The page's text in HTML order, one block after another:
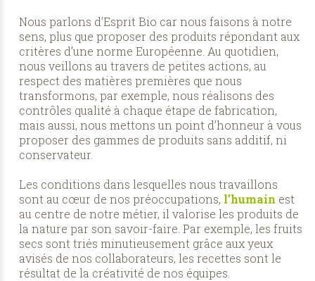
Nous parlons d’Esprit Bio car nous faisons à notre
sens, plus que proposer des produits répondant aux
critères d’une norme Européenne. Au quotidien,
nous veillons au travers de petites actions, au
respect des matières premières que nous
transformons, par exemple, nous réalisons des
contrôles qualité à chaque étape de fabrication,
mais aussi, nous mettons un point d’honneur à vous
proposer des gammes de produits sans additif, ni
conservateur.
Les conditions dans lesquelles nous travaillons
sont au cœur de nos préoccupations, l’humain est
au centre de notre métier, il valorise les produits de
la nature par son savoir-faire. Par exemple, les fruits
secs sont triés minutieusement grâce aux yeux
avisés de nos collaborateurs, les recettes sont le
résultat de la créativité de nos équipes.